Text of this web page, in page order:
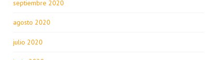
septiembre 2020
agosto 2020
julio 2020